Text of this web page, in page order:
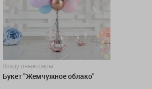
Воздушные шары
Букет "Жемчужное облако"